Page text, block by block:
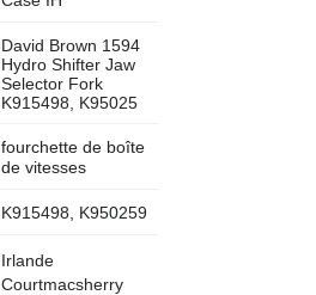
David Brown 1594
Hydro Shifter Jaw
Selector Fork
K915498, K95025
fourchette de boîte
de vitesses
K915498, K950259
Irlande
Courtmacsherry